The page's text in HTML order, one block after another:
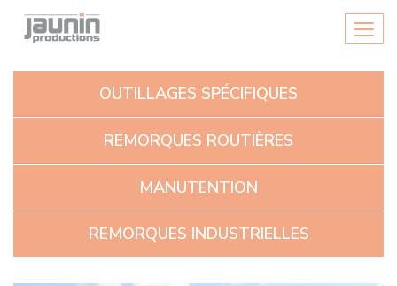
Menu
OUTILLAGES SPÉCIFIQUES
REMORQUES ROUTIÈRES
MANUTENTION
REMORQUES INDUSTRIELLES